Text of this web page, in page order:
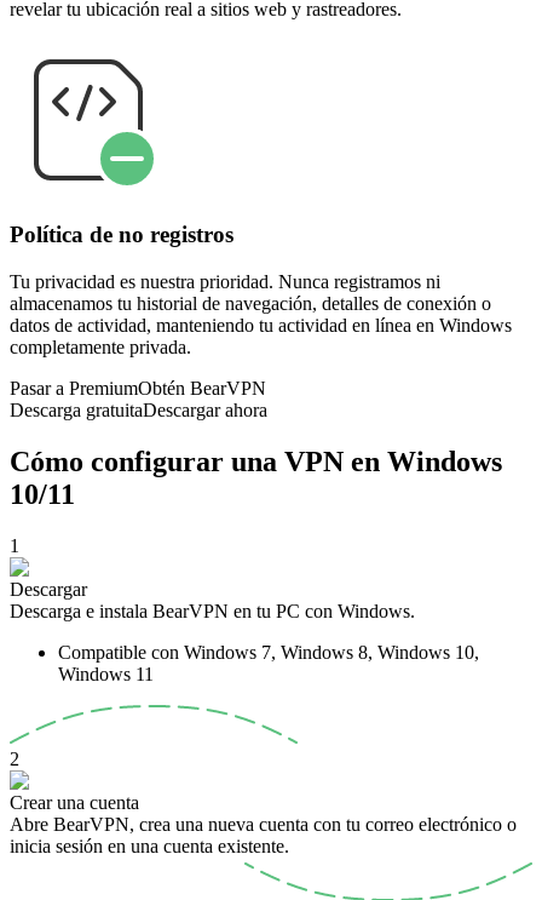
revelar tu ubicación real a sitios web y rastreadores.
Política de no registros
Tu privacidad es nuestra prioridad. Nunca registramos ni
almacenamos tu historial de navegación, detalles de conexión o
datos de actividad, manteniendo tu actividad en línea en Windows
completamente privada.
Pasar a PremiumObtén BearVPN
Descarga gratuitaDescargar ahora
Cómo configurar una VPN en Windows
10/11
1
Descargar
Descarga e instala BearVPN en tu PC con Windows.
Compatible con Windows 7, Windows 8, Windows 10,
Windows 11
2
Crear una cuenta
Abre BearVPN, crea una nueva cuenta con tu correo electrónico o
inicia sesión en una cuenta existente.